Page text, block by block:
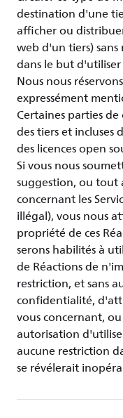
destination d'une
afficher ou
web d'un tiers)
dans le but d'utiliser
Nous nous
expressément
Certaines parties
des tiers et incluses
des licences open
Si vous nous
suggestion, ou tout
concernant les
illégal), vous nous
propriété de ces
serons habilités à
de Réactions de
restriction, et sans
confidentialité,
vous concernant,
autorisation
aucune restriction
se révélerait